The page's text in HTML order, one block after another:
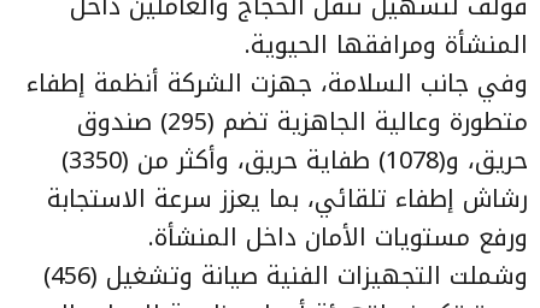
المنشأة ومرافقها الحيوية.
وفي جانب السلامة، جهزت الشركة أنظمة إطفاء
متطورة وعالية الجاهزية تضم (295) صندوق
حريق، و(1078) طفاية حريق، وأكثر من (3350)
رشاش إطفاء تلقائي، بما يعزز سرعة الاستجابة
ورفع مستويات الأمان داخل المنشأة.
وشملت التجهيزات الفنية صيانة وتشغيل (456)